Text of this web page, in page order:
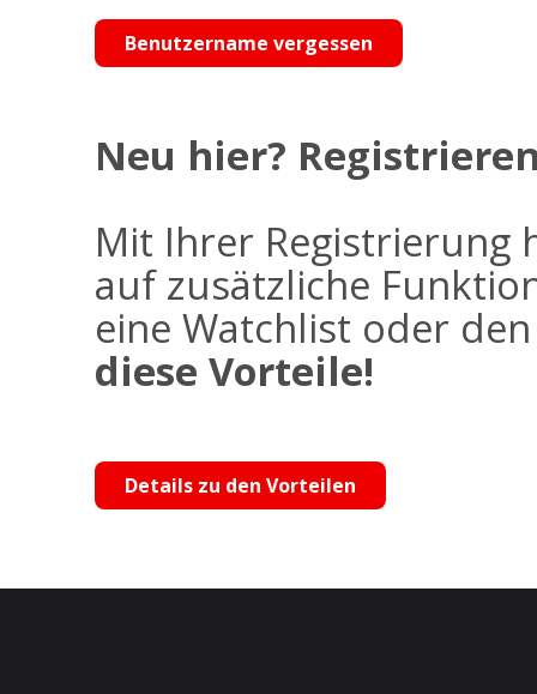
Benutzername vergessen
Neu hier?
Mit Ihrer Registrierung
auf zusätzliche
eine Watchlist oder
diese Vorteile!
Details zu den Vorteilen